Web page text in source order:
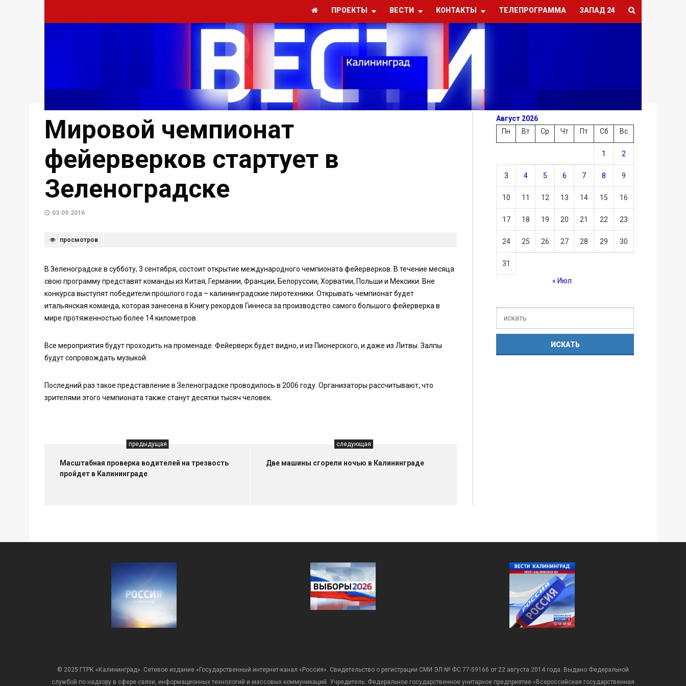
ПРОЕКТЫ ВЕСТИ КОНТАКТЫ ТЕЛЕПРОГРАММА ЗАПАД 24
Мировой чемпионат
фейерверков стартует в
Зеленоградске
03.09.2016
просмотров
В Зеленоградске в субботу, 3 сентября, состоит открытие международного чемпионата фейерверков. В течение месяца
свою программу представят команды из Китая, Германии, Франции, Белоруссии, Хорватии, Польши и Мексики. Вне
конкурса выступят победители прошлого года – калининградские пиротехники. Открывать чемпионат будет
итальянская команда, которая занесена в Книгу рекордов Гиннеса за производство самого большого фейерверка в
мире протяженностью более 14 километров.
Все мероприятия будут проходить на променаде. Фейерверк будет видно, и из Пионерского, и даже из Литвы. Залпы
будут сопровождать музыкой.
Последний раз такое представление в Зеленоградске проводилось в 2006 году. Организаторы рассчитывают, что
зрителями этого чемпионата также станут десятки тысяч человек.
предыдущая
Масштабная проверка водителей на трезвость
пройдет в Калининграде
следующая
Две машины сгорели ночью в Калининграде
Август 2026
Пн
Вт Ср Чт Пт Сб Вс
1 2
3 4 5 6 7 8 9
10 11 12 13 14 15 16
17 18 19 20 21 22 23
24 25 26 27 28 29 30
31
« Июл
© 2025 ГТРК «Калининград». Сетевое издание «Государственный интернет-канал «Россия». Свидетельство о регистрации СМИ ЭЛ № ФС 77-59166 от 22 августа 2014 года. Выдано Федеральной
службой по надзору в сфере связи, информационных технологий и массовых коммуникаций. Учредитель: Федеральное государственное унитарное предприятие «Всероссийская государственная